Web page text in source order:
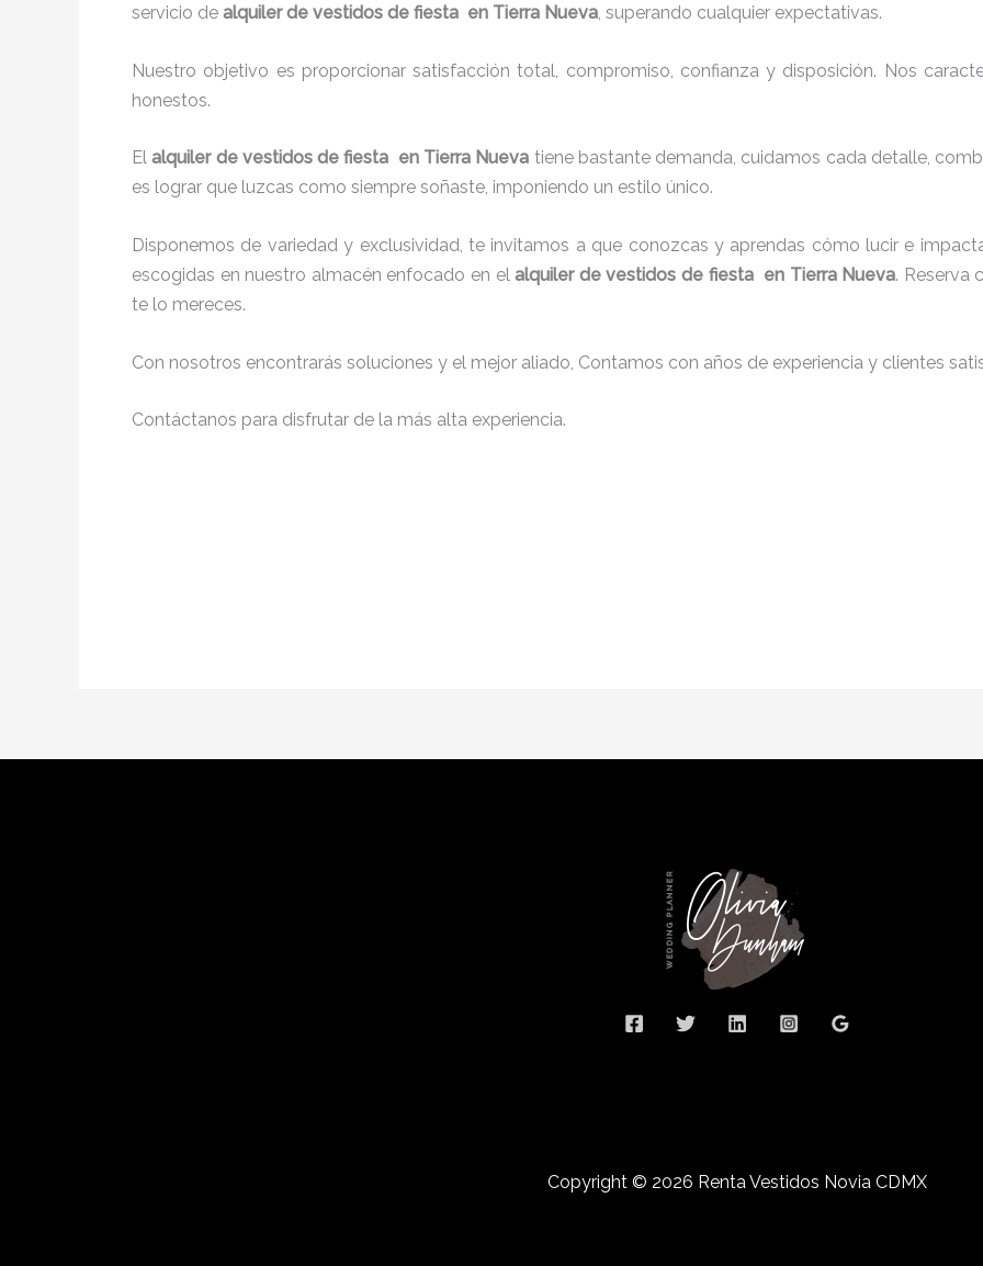
servicio de alquiler de vestidos de fiesta en Tierra Nueva, superando cualquier expectativas.
Nuestro objetivo es proporcionar satisfacción total, compromiso, confianza y disposición. Nos
honestos.
Elalquiler de vestidos de fiesta en Tierra Nueva tiene bastante demanda, cuidamos cada detalle,
es lograr que luzcas como siempre soñaste, imponiendo un estilo único.
Disponemos de variedad y exclusividad, te invitamos a que conozcas y aprendas cómo lucir e
escogidas en nuestro almacén enfocado en elalquiler de vestidos de fiesta en Tierra Nueva. Reserva
te lo mereces.
Con nosotros encontrarás soluciones y el mejor aliado, Contamos con años de experiencia y clientes
Contáctanos para disfrutar de la más alta experiencia.
Copyright © 2026 Renta Vestidos Novia CDMX